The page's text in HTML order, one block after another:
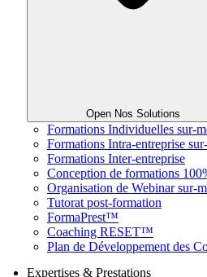
Open Nos Solutions
Formations Individuelles sur-
Formations Intra-entreprise
Formations Inter-entreprise
Conception de formations
Organisation de Webinar sur-
Tutorat post-formation
FormaPrest™
Coaching RESET™
Plan de Développement des
Expertises & Prestations